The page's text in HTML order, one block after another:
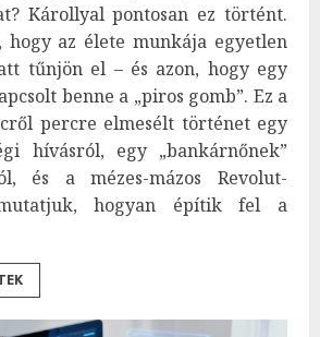
Károllyal pontosan ez történt.
hogy az élete munkája egyetlen
tűnjön el – és azon, hogy egy
benne a „piros gomb”. Ez a
percre elmesélt történet egy
hívásról, egy „bankárnőnek”
és a mézes-mázos Revolut-
hogyan építik fel a